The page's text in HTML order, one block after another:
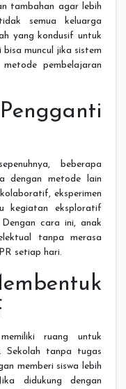
tambahan agar lebih
semua keluarga
yang kondusif untuk
muncul jika sistem
pembelajaran
beberapa
dengan metode lain
eksperimen
kegiatan eksploratif
cara ini, anak
tanpa merasa
setiap hari.
ruang untuk
Sekolah tanpa tugas
memberi siswa lebih
didukung dengan